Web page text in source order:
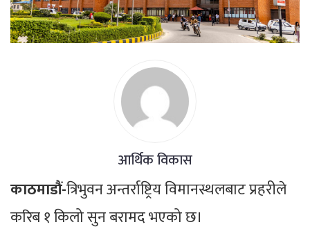
आर्थिक विकास
काठमाडौं-त्रिभुवन अन्तर्राष्ट्रिय विमानस्थलबाट प्रहरीले
करिब १ किलो सुन बरामद भएको छ।